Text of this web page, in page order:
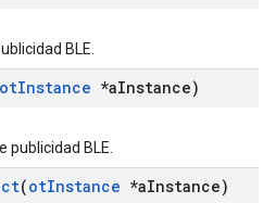
BLE.
otInstance *aInstance)
publicidad BLE.
(otInstance *aInstance)